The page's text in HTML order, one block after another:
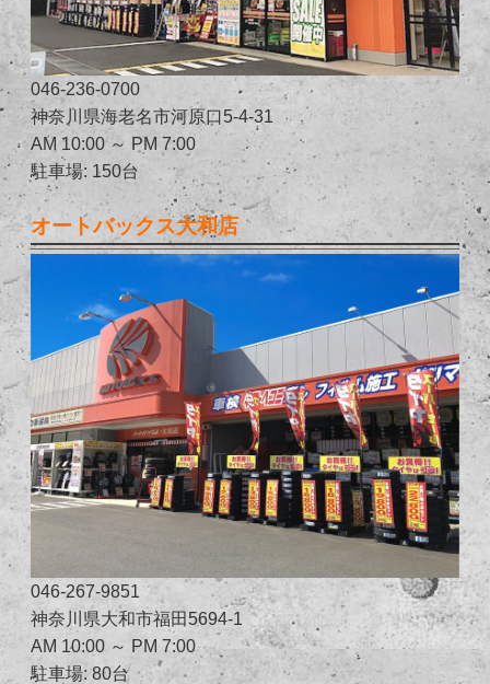
046-236-0700
神奈川県海老名市河原口5-4-31
AM 10:00 ～ PM 7:00
駐車場: 150台
オートバックス大和店
046-267-9851
神奈川県大和市福田5694-1
AM 10:00 ～ PM 7:00
駐車場: 80台